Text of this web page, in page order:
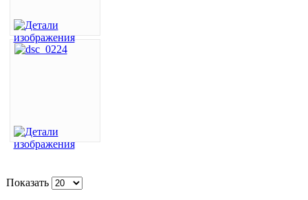
Показать